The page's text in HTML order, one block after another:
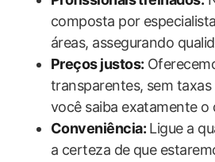
composta por
áreas, assegurando
Preços justos:
transparentes, sem
você saiba exatamente o
Conveniência:Ligue a
a certeza de que